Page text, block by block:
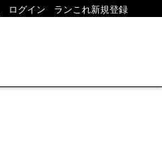
ログイン ランこれ新規登録